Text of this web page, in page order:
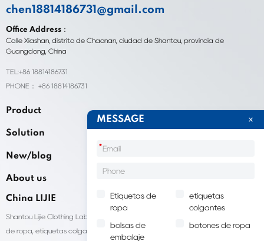
chen18814186731@gmail.com
Office Address：
Calle Xiashan, distrito de Chaonan, ciudad de Shantou, provincia de
Guangdong, China
TEL:+86 18814186731
PHONE： +86 18814186731
Product
Solution
New/blog
About us
China LIJIE
Shantou Lijie Clothing Labels brinda servicios personalizados para etiquetas
de ropa, etiquetas colgantes, bolsas de embalaje de ropa y otros productos.
MESSAGE
*
Etiquetas de
ropa
etiquetas
colgantes
bolsas de
embalaje
botones de ropa